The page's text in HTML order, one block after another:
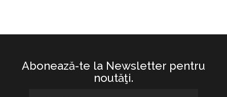
Abonează-te la Newsletter pentru
noutăţi.